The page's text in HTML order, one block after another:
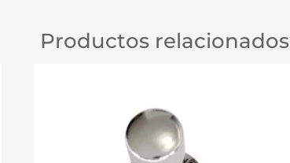
Productos relacionados